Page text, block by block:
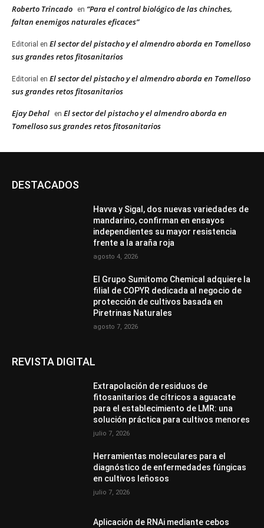
Roberto Trincado en “Para el control biológico de las chinches,
faltan enemigos naturales eficaces”
Editorial en El sector del pistacho y el almendro aborda en Tomelloso
sus grandes retos fitosanitarios
Editorial en El sector del pistacho y el almendro aborda en Tomelloso
sus grandes retos fitosanitarios
Ejay Dehal en El sector del pistacho y el almendro aborda en
Tomelloso sus grandes retos fitosanitarios
DESTACADOS
Havva y Sigal, dos nuevas variedades de
mandarino, confirman en ensayos
independientes su mayor resistencia
frente a la araña roja
agosto 4, 2026
El Grupo Sumitomo Chemical adquiere la
filial de COPYR dedicada al negocio de
protección de cultivos basada en
Piretrinas Naturales
agosto 7, 2026
REVISTA DIGITAL
Extrapolación de residuos de
fitosanitarios de cítricos a aguacate
para el establecimiento de LMR: una
solución práctica para cultivos menores
julio 7, 2026
Herramientas moleculares para el
diagnóstico de enfermedades fúngicas
en cultivos leñosos
julio 7, 2026
Aplicación de RNAi mediante cebos